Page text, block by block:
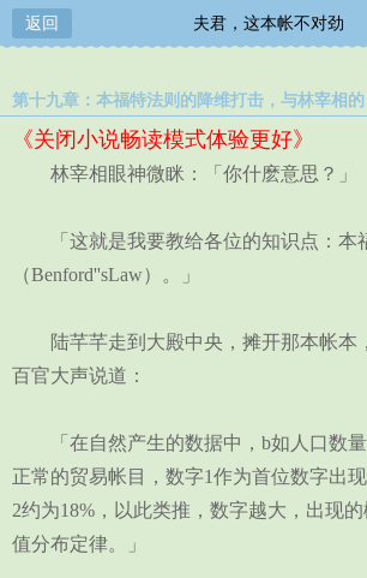
返回 夫君，这本帐不对劲
第十九章：本福特法则的降维打击，与林宰相
《关闭小说畅读模式体验更好》
林宰相眼神微眯：「你什麽意思？」
「这就是我要教给各位的知识点：本
（Benford''sLaw）。」
陆芊芊走到大殿中央，摊开那本帐本
百官大声说道：
「在自然产生的数据中，b如人口数量
正常的贸易帐目，数字1作为首位数字出现
2约为18%，以此类推，数字越大，出现
值分布定律。」